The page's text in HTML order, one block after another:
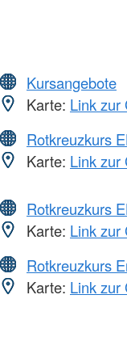
Kursangebote
Karte: Link zur
Rotkreuzkurs
Karte: Link zur
Rotkreuzkurs
Karte: Link zur
Rotkreuzkurs
Karte: Link zur